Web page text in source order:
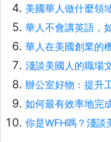
美國華人做什麼領
華人不會講英語，
華人在美國創業的
淺談美國人的職場
辦公室好物：提升
如何最有效率地完
你是WFH嗎？淺談